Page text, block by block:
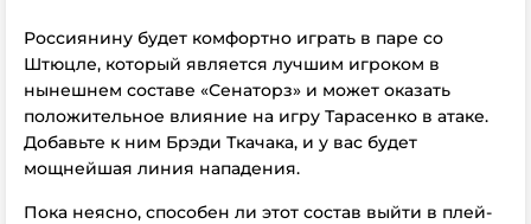
Россиянину будет комфортно играть в паре со
Штюцле, который является лучшим игроком в
нынешнем составе «Сенаторз» и может оказать
положительное влияние на игру Тарасенко в атаке.
Добавьте к ним Брэди Ткачака, и у вас будет
мощнейшая линия нападения.
Пока неясно, способен ли этот состав выйти в плей-